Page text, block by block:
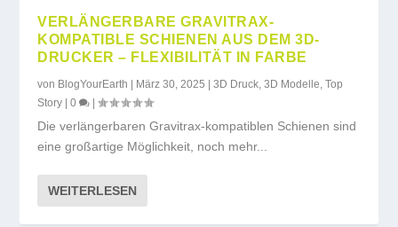
VERLÄNGERBARE GRAVITRAX-
KOMPATIBLE SCHIENEN AUS DEM 3D-
DRUCKER – FLEXIBILITÄT IN FARBE
von BlogYourEarth März 30, 2025 |3D Druck,3D Modelle,Top
Story |0 |
Die verlängerbaren Gravitrax-kompatiblen Schienen sind
eine großartige Möglichkeit, noch mehr...
WEITERLESEN